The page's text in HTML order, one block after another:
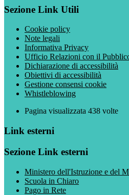
Sezione Link Utili
Cookie policy
Note legali
Informativa Privacy
Ufficio Relazioni con il
Dichiarazione di accessibilità
Obiettivi di accessibilità
Gestione consensi cookie
Whistleblowing
Pagina visualizzata 438 volte
Link esterni
Sezione Link esterni
Ministero dell'Istruzione e del
Scuola in Chiaro
Pago in Rete